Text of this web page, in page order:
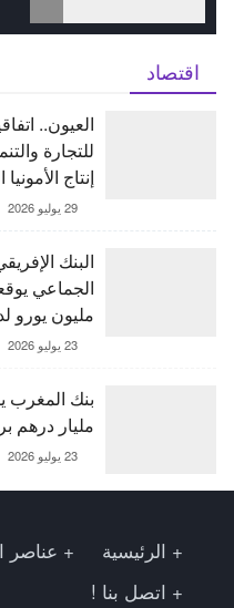
اقتصاد
العيون..
إنتاج
29 يوليو 2026
البنك
مليون يورو
23 يوليو 2026
مليار درهم
23 يوليو 2026
الرئيسية عناصر
اتصل بنا !